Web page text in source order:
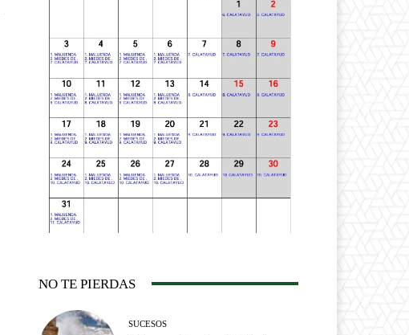
NO TE PIERDAS
SUCESOS